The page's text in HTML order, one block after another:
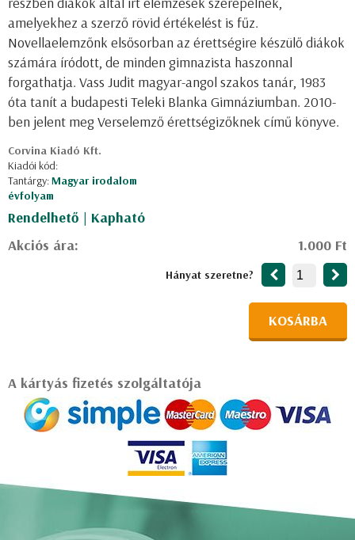
amelyekhez a szerző rövid értékelést is fűz.
Novellaelemzőnk elsősorban az érettségire készülő diákok
számára íródott, de minden gimnazista haszonnal
forgathatja. Vass Judit magyar-angol szakos tanár, 1983
óta tanít a budapesti Teleki Blanka Gimnáziumban. 2010-
ben jelent meg Verselemző érettségizőknek című könyve.
Corvina Kiadó Kft.
Kiadói kód:
Tantárgy:Magyar irodalom
évfolyam
Rendelhető | Kapható
Akciós ára:
1.000 Ft
Hányat szeretne?
KOSÁRBA
A kártyás fizetés szolgáltatója